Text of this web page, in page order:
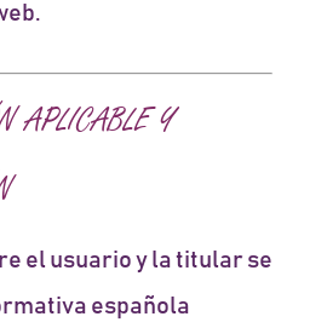
APLICABLE Y
el usuario y la titular se
española